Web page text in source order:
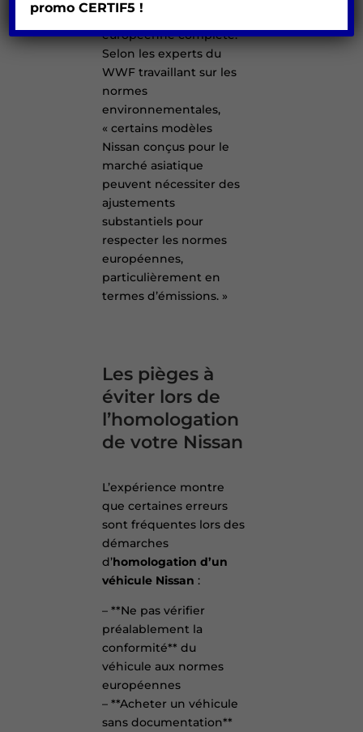
homologation
européenne complète.
Selon les experts du
WWF travaillant sur les
normes
environnementales,
« certains modèles
Nissan conçus pour le
marché asiatique
peuvent nécessiter des
ajustements
substantiels pour
respecter les normes
européennes,
particulièrement en
termes d’émissions. »
Les pièges à
éviter lors de
l’homologation
de votre Nissan
L’expérience montre
que certaines erreurs
sont fréquentes lors des
démarches
d’homologation d’un
véhicule Nissan :
– **Ne pas vérifier
préalablement la
conformité** du
véhicule aux normes
européennes
– **Acheter un véhicule
sans documentation**
promoCERTIF5 !